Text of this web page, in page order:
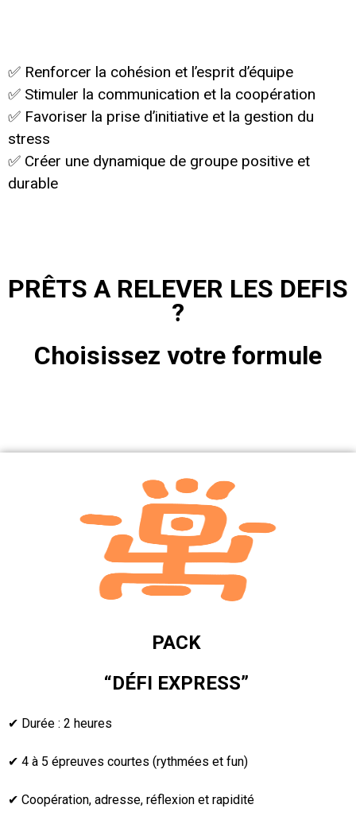
✅ Renforcer la cohésion et l’esprit d’équipe
✅ Stimuler la communication et la coopération
✅ Favoriser la prise d’initiative et la gestion du
stress
✅ Créer une dynamique de groupe positive et
durable
PRÊTS A RELEVER LES DEFIS
?
Choisissez votre formule
PACK
“DÉFI EXPRESS”
✔ Durée : 2 heures
✔ 4 à 5 épreuves courtes (rythmées et fun)
✔ Coopération, adresse, réflexion et rapidité